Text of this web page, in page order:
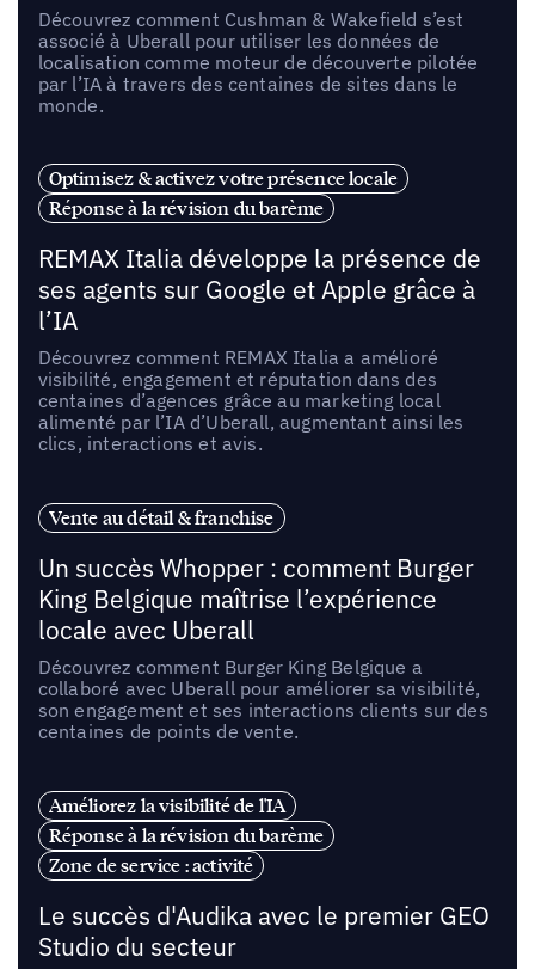
Découvrez comment Cushman & Wakefield s’est
associé à Uberall pour utiliser les données de
localisation comme moteur de découverte pilotée
par l’IA à travers des centaines de sites dans le
monde.
Optimisez & activez votre présence locale
Réponse à la révision du barème
REMAX Italia développe la présence de
ses agents sur Google et Apple grâce à
l’IA
Découvrez comment REMAX Italia a amélioré
visibilité, engagement et réputation dans des
centaines d’agences grâce au marketing local
alimenté par l’IA d’Uberall, augmentant ainsi les
clics, interactions et avis.
Vente au détail & franchise
Un succès Whopper : comment Burger
King Belgique maîtrise l’expérience
locale avec Uberall
Découvrez comment Burger King Belgique a
collaboré avec Uberall pour améliorer sa visibilité,
son engagement et ses interactions clients sur des
centaines de points de vente.
Améliorez la visibilité de l'IA
Réponse à la révision du barème
Zone de service : activité
Le succès d'Audika avec le premier GEO
Studio du secteur